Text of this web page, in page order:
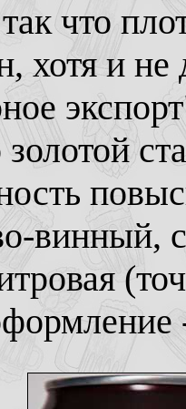
что
хотя и не
винный,